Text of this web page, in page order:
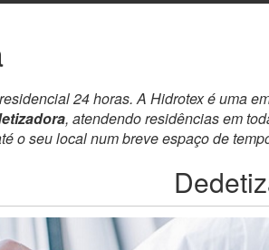
24 horas. A Hidrotex é uma
, atendendo residências em
o seu local num breve espaço de